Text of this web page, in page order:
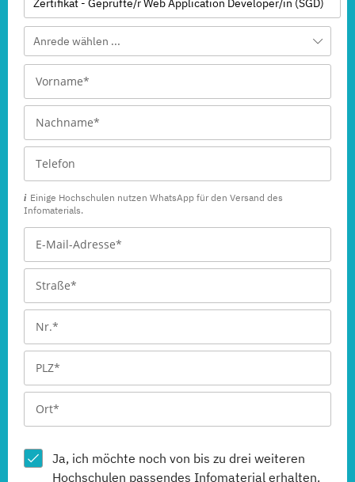
Zertifikat - Geprüfte/r Web Application Developer/in (SGD)
Anrede wählen ...
Einige Hochschulen nutzen WhatsApp für den Versand des
Infomaterials.
Ja, ich möchte noch von bis zu drei weiteren
Hochschulen passendes Infomaterial erhalten.